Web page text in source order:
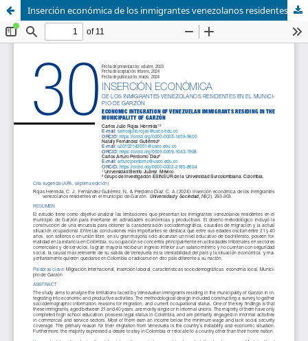
Inserción económica de los inmigrantes venezolanos residentes en el municipio de Garzón